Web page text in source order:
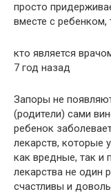
просто
вместе с ребенком,
кто является
7 год назад
Запоры не
(родители) сами
ребенок
лекарств, которые
как вредные, так и
лекарства не один
счастливы и